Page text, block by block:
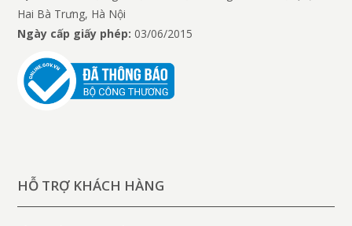
Hai Bà Trưng, Hà Nội
Ngày cấp giấy phép: 03/06/2015
HỖ TRỢ KHÁCH HÀNG